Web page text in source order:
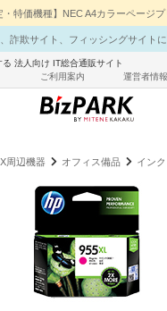
・特価機種】NEC A4カラーページ
詐欺サイト、フィッシングサイト
法人向け IT総合通販サイト
ご利用案内
運営者情報
周辺機器 オフィス備品 イン